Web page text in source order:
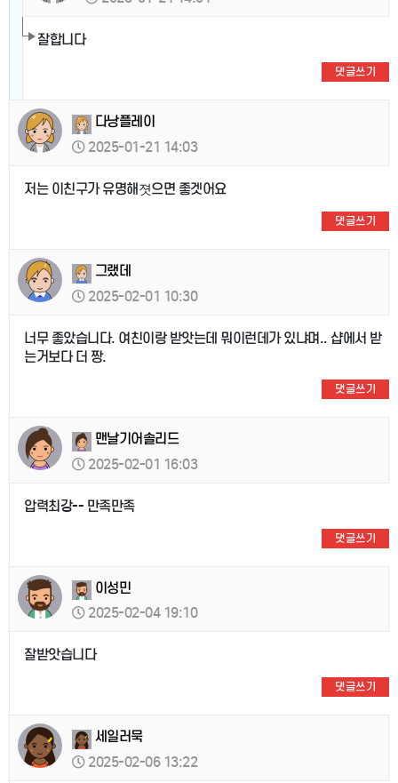
잘합니다
댓글쓰기
다낭플레이
2025-01-21 14:03
저는 이친구가 유명해졋으면 좋겟어요
댓글쓰기
그랬데
2025-02-01 10:30
너무 좋았습니다. 여친이랑 받앗는데 뭐이런데가 있냐며.. 샵에서 받
는거보다 더 짱.
댓글쓰기
맨날기어솔리드
2025-02-01 16:03
압력최강-- 만족만족
댓글쓰기
이성민
2025-02-04 19:10
잘받앗습니다
댓글쓰기
세일러묵
2025-02-06 13:22